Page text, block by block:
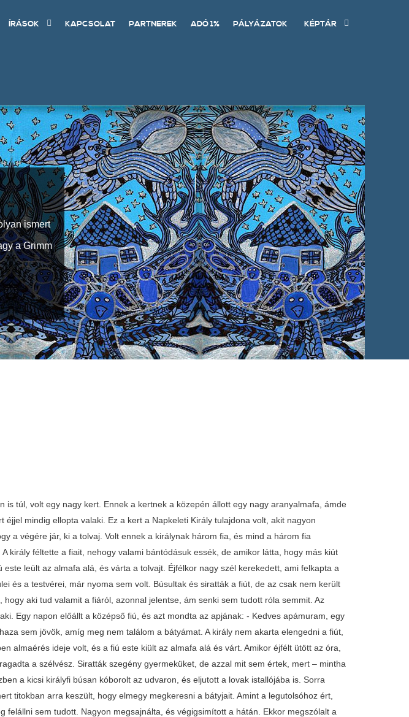
ÍRÁSOK KAPCSOLAT PARTNEREK ADÓ 1% PÁLYÁZATOK KÉPTÁR
ismert
a Grimm
is túl, volt egy nagy kert. Ennek a kertnek a közepén állott egy nagy aranyalmafa, ámde
mindig ellopta valaki. Ez a kert a Napkeleti Király tulajdona volt, akit nagyon
a végére jár, ki a tolvaj. Volt ennek a királynak három fia, és mind a három fia
király féltette a fiait, nehogy valami bántódásuk essék, de amikor látta, hogy más kiút
leült az almafa alá, és várta a tolvajt. Éjfélkor nagy szél kerekedett, ami felkapta a
és a testvérei, már nyoma sem volt. Búsultak és siratták a fiút, de az csak nem került
aki tud valamit a fiáról, azonnal jelentse, ám senki sem tudott róla semmit. Az
Egy napon előállt a középső fiú, és azt mondta az apjának: - Kedves apámuram, egy
sem jövök, amíg meg nem találom a bátyámat. A király nem akarta elengedni a fiút,
almaérés ideje volt, és a fiú este kiült az almafa alá és várt. Amikor éjfélt ütött az óra,
a szélvész. Siratták szegény gyermeküket, de azzal mit sem értek, mert – mintha
a kicsi királyfi búsan kóborolt az udvaron, és eljutott a lovak istallójába is. Sorra
titokban arra keszült, hogy elmegy megkeresni a bátyjait. Amint a legutolsóhoz ért,
felállni sem tudott. Nagyon megsajnálta, és végigsimított a hátán. Ekkor megszólalt a